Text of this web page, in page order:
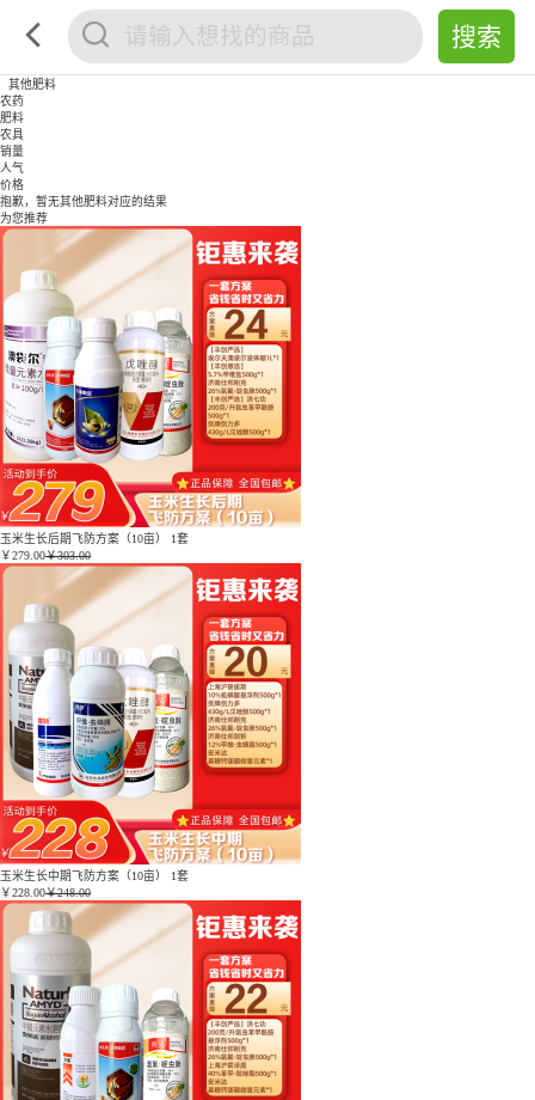
其他肥料
农药
肥料
农具
销量
人气
价格
抱歉，暂无其他肥料对应的结果
为您推荐
玉米生长后期飞防方案（10亩） 1套
￥279.00￥303.00
玉米生长中期飞防方案（10亩） 1套
￥228.00￥248.00